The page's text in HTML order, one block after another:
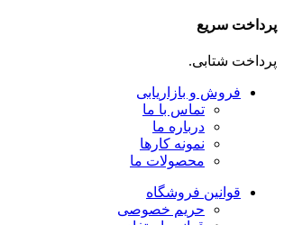
پرداخت سریع
پرداخت شتابی.
فروش و بازاریابی
تماس با ما
درباره ما
نمونه کارها
محصولات ما
قوانین فروشگاه
حریم خصوصی